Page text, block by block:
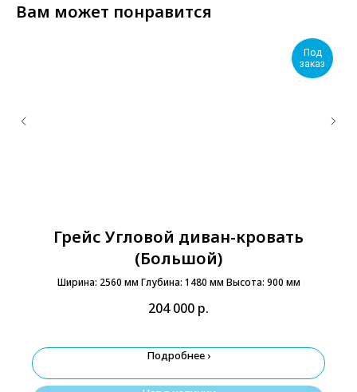
Вам может понравится
Под
заказ
Грейс Угловой диван-кровать
(Большой)
Ширина: 2560 мм Глубина: 1480 мм Высота: 900 мм
204 000 р.
Подробнее ›